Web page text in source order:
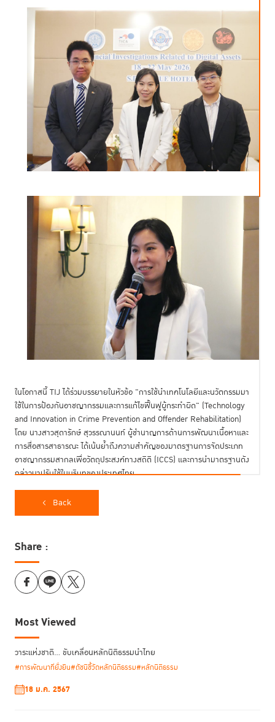
ในโอกาสนี้ TIJ ได้ร่วมบรรยายในหัวข้อ "การใช้นำเทคโนโลยีและนวัตกรรมมา
ใช้ในการป้องกันอาชญากรรมและการแก้ไขฟื้นฟูผู้กระทำผิด" (Technology
and Innovation in Crime Prevention and Offender Rehabilitation)
โดย นางสาวสุดารักษ์ สุวรรณานนท์ ผู้ชำนาญการด้านการพัฒนาเนื้อหาและ
การสื่อสารสาธารณะ ได้เน้นย้ำถึงความสำคัญของมาตรฐานการจัดประเภท
อาชญากรรมสากลเพื่อวัตถุประสงค์ทางสถิติ (ICCS) และการนำมาตรฐานดัง
กล่าวมาปรับใช้ในบริบทของประเทศไทย
Back
Share :
Most Viewed
วาระแห่งชาติ… ขับเคลื่อนหลักนิติธรรมนำไทย
#การพัฒนาที่ยั่งยืน#ดัชนีชี้วัดหลักนิติธรรม#หลักนิติธรรม
18 ม.ค. 2567